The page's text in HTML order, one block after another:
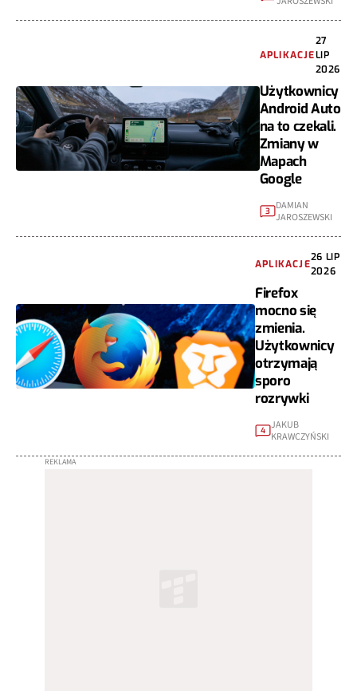
APLIKACJE
27
LIP
2026
Użytkownicy
Android Auto
na to czekali.
Zmiany w
Mapach
Google
3 DAMIAN
JAROSZEWSKI
APLIKACJE
26 LIP
2026
Firefox
mocno się
zmienia.
Użytkownicy
otrzymają
sporo
rozrywki
4 JAKUB
KRAWCZYŃSKI